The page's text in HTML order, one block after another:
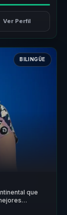
Ver Perfil
BILINGÜE
que